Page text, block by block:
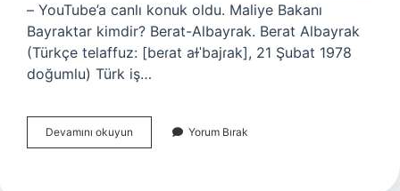
– YouTube’a canlı konuk oldu. Maliye Bakanı
Bayraktar kimdir? Berat-Albayrak. Berat Albayrak
(Türkçe telaffuz: [beɾat aɫˈbajɾak], 21 Şubat 1978
doğumlu) Türk iş…
Devamını okuyun Erdoğanın
Ekonomi
Yorum Bırak